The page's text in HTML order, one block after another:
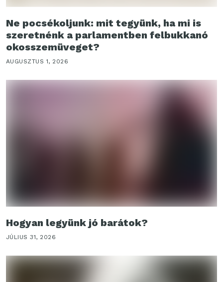
Ne pocsékoljunk: mit tegyünk, ha mi is
szeretnénk a parlamentben felbukkanó
okosszemüveget?
AUGUSZTUS 1, 2026
Hogyan legyünk jó barátok?
JÚLIUS 31, 2026